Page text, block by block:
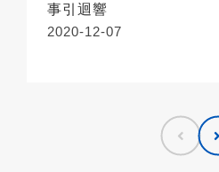
事引迴響
2020-12-07